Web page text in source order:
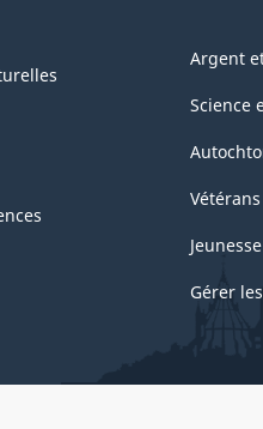
Argent
Science
Jeunesse
Gérer